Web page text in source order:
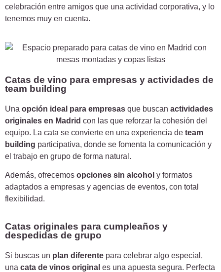
celebración entre amigos que una actividad corporativa, y lo
tenemos muy en cuenta.
Catas de vino para empresas y actividades de
team building
Una opción ideal para empresas que buscan actividades
originales en Madrid con las que reforzar la cohesión del
equipo. La cata se convierte en una experiencia de team
building participativa, donde se fomenta la comunicación y
el trabajo en grupo de forma natural.
Además, ofrecemos opciones sin alcohol y formatos
adaptados a empresas y agencias de eventos, con total
flexibilidad.
Catas originales para cumpleaños y
despedidas de grupo
Si buscas un plan diferente para celebrar algo especial,
una cata de vinos original es una apuesta segura. Perfecta